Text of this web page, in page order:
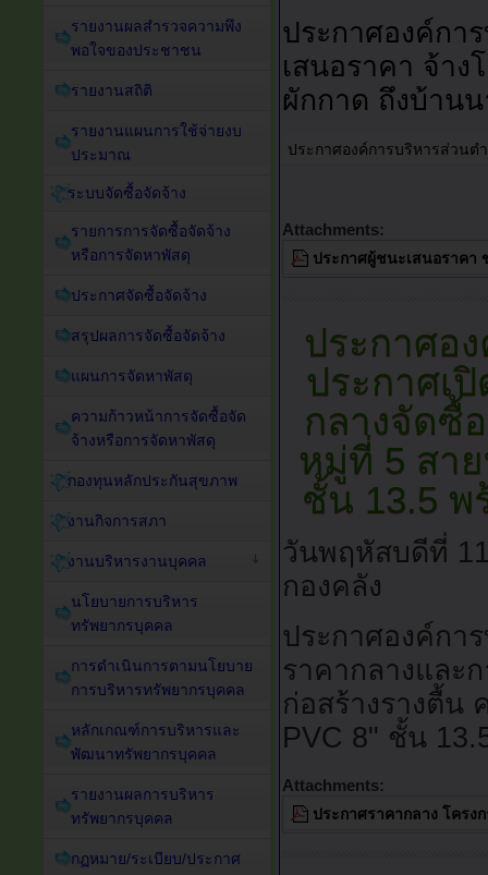
ประกาศองค์กา
เสนอราคา จ้า
ผักกาด ถึงบ้านน
ประกาศองค์การบริหารส่วนต
Attachments:
ประกาศผู้ชนะเสนอราคา
ประกาศอ
ประกาศเ
กลางจัดซื้
หมู่ที่ 5 สา
ชั้น 13.5 พ
วันพฤหัสบดีที่
กองคลัง
ประกาศองค์กา
ราคากลางและ
ก่อสร้างรางตื้น
PVC 8" ชั้น
Attachments:
ประกาศราคากลาง โครง
รายงานผลสำรวจความพึง
พอใจของประชาชน
รายงานสถิติ
รายงานแผนการใช้จ่ายงบ
ประมาณ
ระบบจัดซื้อจัดจ้าง
รายการการจัดซื้อจัดจ้าง
หรือการจัดหาพัสดุ
ประกาศจัดซื้อจัดจ้าง
สรุปผลการจัดซื้อจัดจ้าง
แผนการจัดหาพัสดุ
ความก้าวหน้าการจัดซื้อจัด
จ้างหรือการจัดหาพัสดุ
กองทุนหลักประกันสุขภาพ
งานกิจการสภา
งานบริหารงานบุคคล
นโยบายการบริหาร
ทรัพยากรบุคคล
การดำเนินการตามนโยบาย
การบริหารทรัพยากรบุคคล
หลักเกณฑ์การบริหารและ
พัฒนาทรัพยากรบุคคล
รายงานผลการบริหาร
ทรัพยากรบุคคล
กฏหมาย/ระเบียบ/ประกาศ